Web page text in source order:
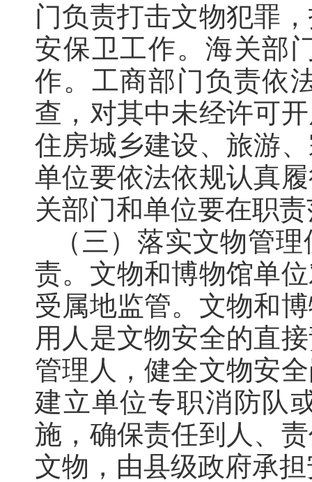
门负责打击文物犯罪
安保卫工作。 海关部
作。工商部门负责依
查 ， 对其中未经许可
住房城乡建设、旅游
单位要依法依规认真
关部门和单位要在职
（三）落实文物管
责。 文物和博物馆单
受属地监管。 文物和
用人是文物安全的直
管理人，健全文物安
建立单位专职消防队
施，确保责任到人、
文物，由县级政府承